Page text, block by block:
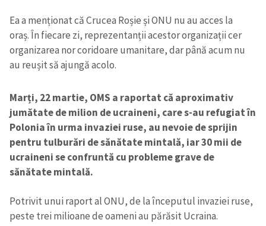
Ea a menționat că Crucea Roșie și ONU nu au acces la
oraș. În fiecare zi, reprezentanții acestor organizații cer
organizarea nor coridoare umanitare, dar până acum nu
au reușit să ajungă acolo.
Marți, 22 martie, OMS a raportat că aproximativ
jumătate de milion de ucraineni, care s-au refugiat în
Polonia în urma invaziei ruse, au nevoie de sprijin
pentru tulburări de sănătate mintală, iar 30 mii de
ucraineni se confruntă cu probleme grave de
sănătate mintală.
Potrivit unui raport al ONU, de la începutul invaziei ruse,
peste trei milioane de oameni au părăsit Ucraina.